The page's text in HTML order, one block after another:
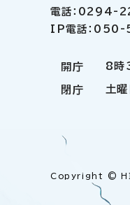
電話：0294-
IP電話：050-
開庁 8時
閉庁 土
Copyright ©